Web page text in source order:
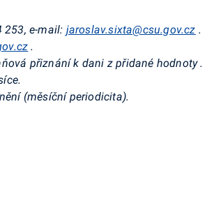
253, e-mail: jaroslav.sixta@csu.gov.cz .
.
přiznání k dani z přidané hodnoty .
(měsíční periodicita).